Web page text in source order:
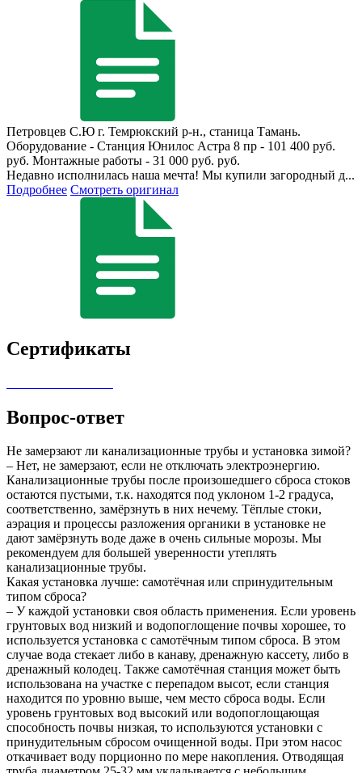
Петровцев С.Ю г. Темрюкский р-н., станица Тамань.
Оборудование - Станция Юнилос Астра 8 пр - 101 400 руб.
руб. Монтажные работы - 31 000 руб. руб.
Недавно исполнилась наша мечта! Мы купили загородный д...
Подробнее Смотреть оригинал
Сертификаты
Вопрос-ответ
Не замерзают ли канализационные трубы и установка зимой?
– Нет, не замерзают, если не отключать электроэнергию.
Канализационные трубы после произошедшего сброса стоков
остаются пустыми, т.к. находятся под уклоном 1-2 градуса,
соответственно, замёрзнуть в них нечему. Тёплые стоки,
аэрация и процессы разложения органики в установке не
дают замёрзнуть воде даже в очень сильные морозы. Мы
рекомендуем для большей уверенности утеплять
канализационные трубы.
Какая установка лучше: самотёчная или спринудительным
типом сброса?
– У каждой установки своя область применения. Если уровень
грунтовых вод низкий и водопоглощение почвы хорошее, то
используется установка с самотёчным типом сброса. В этом
случае вода стекает либо в канаву, дренажную кассету, либо в
дренажный колодец. Также самотёчная станция может быть
использована на участке с перепадом высот, если станция
находится по уровню выше, чем место сброса воды. Если
уровень грунтовых вод высокий или водопоглощающая
способность почвы низкая, то используются установки с
принудительным сбросом очищенной воды. При этом насос
откачивает воду порционно по мере накопления. Отводящая